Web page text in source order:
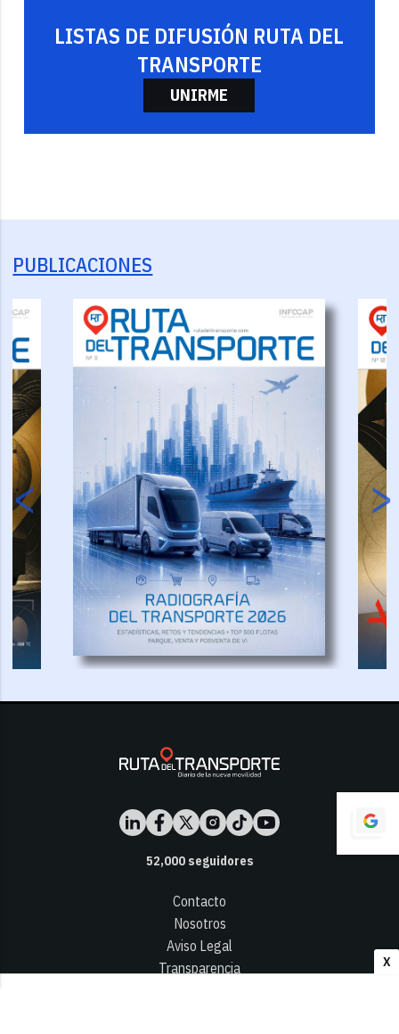
X
LISTAS DE DIFUSIÓN RUTA DEL
TRANSPORTE
UNIRME
PUBLICACIONES
52,000seguidores
Contacto
Nosotros
Aviso Legal
Transparencia